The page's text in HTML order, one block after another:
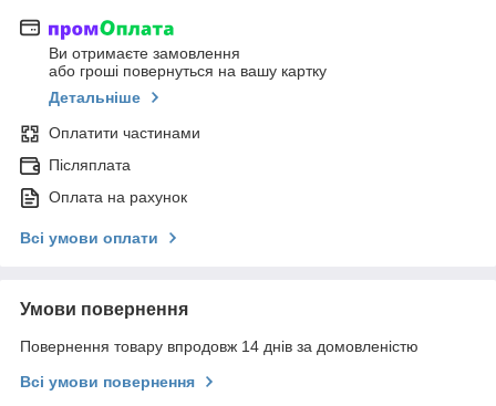
Ви отримаєте замовлення
або гроші повернуться на вашу картку
Детальніше
Оплатити частинами
Післяплата
Оплата на рахунок
Всі умови оплати
Умови повернення
Повернення товару впродовж 14 днів за домовленістю
Всі умови повернення